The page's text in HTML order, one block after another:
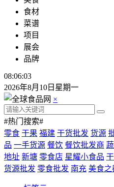
食材
菜谱
项目
展会
品牌
08:06:03
2026年8月10日星期一
×
#热门搜索#
零食 干果 福建 干货批发 货源
品 一手货源 餐饮 餐饮批发商
地址 新塘 零食店 星耀小食品
货源批发 零食批发 南充 美食之